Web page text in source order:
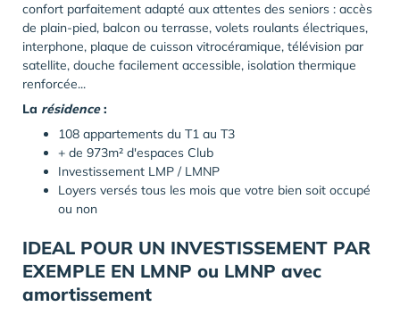
confort parfaitement adapté aux attentes des seniors : accès
de plain-pied, balcon ou terrasse, volets roulants électriques,
interphone, plaque de cuisson vitrocéramique, télévision par
satellite, douche facilement accessible, isolation thermique
renforcée...
La résidence :
108 appartements du T1 au T3
+ de 973m² d'espaces Club
Investissement LMP / LMNP
Loyers versés tous les mois que votre bien soit occupé
ou non
IDEAL POUR UN INVESTISSEMENT PAR
EXEMPLE EN LMNP ou LMNP avec
amortissement